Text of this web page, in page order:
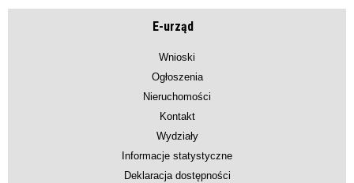
E-urząd
Wnioski
Ogłoszenia
Nieruchomości
Kontakt
Wydziały
Informacje statystyczne
Deklaracja dostępności